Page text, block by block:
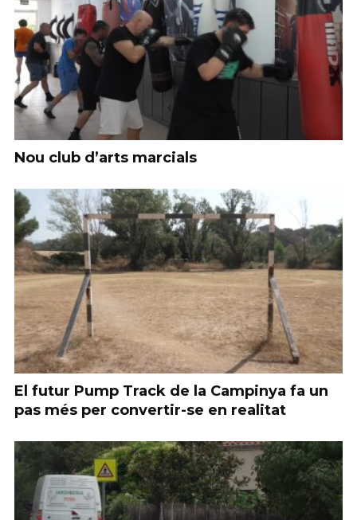
Nou club d’arts marcials
El futur Pump Track de la Campinya fa un
pas més per convertir-se en realitat